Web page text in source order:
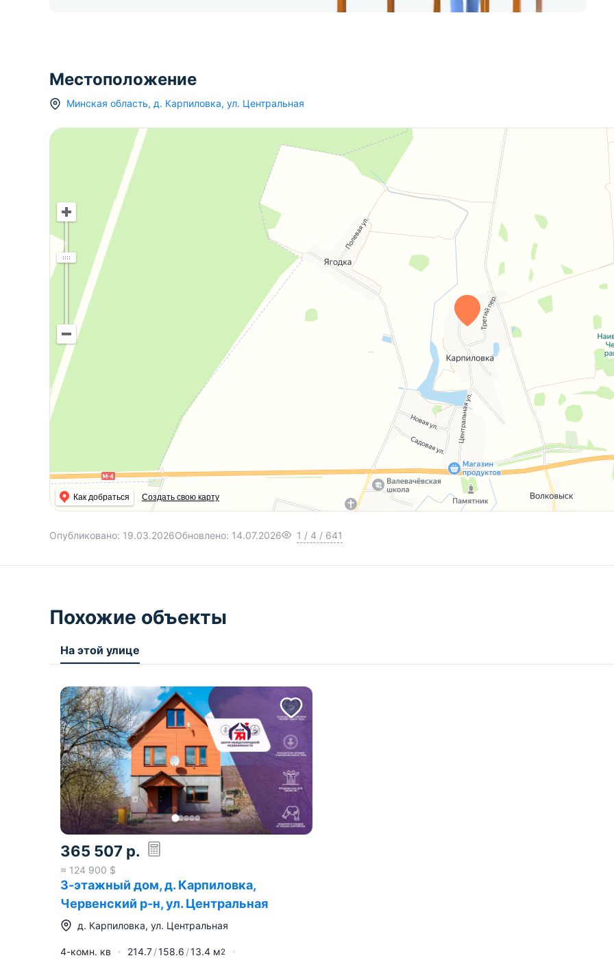
Местоположение
Минская область, д. Карпиловка, ул. Центральная
Как добраться Создать свою карту
Опубликовано: 19.03.2026Обновлено: 14.07.2026 1 / 4 / 641
Похожие объекты
На этой улице
365 507 р.
≈ 124 900 $
3-этажный дом, д. Карпиловка,
Червенский р-н, ул. Центральная
д. Карпиловка, ул. Центральная
4-комн. кв 214.7 158.6 13.4 м2